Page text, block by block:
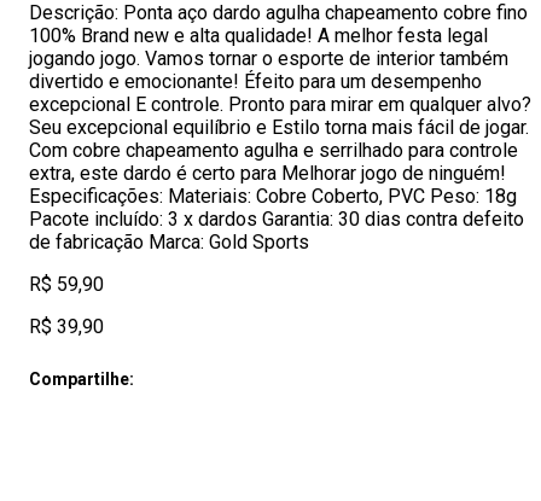
Descrição: Ponta aço dardo agulha chapeamento cobre fino
100% Brand new e alta qualidade! A melhor festa legal
jogando jogo. Vamos tornar o esporte de interior também
divertido e emocionante! Éfeito para um desempenho
excepcional E controle. Pronto para mirar em qualquer alvo?
Seu excepcional equilíbrio e Estilo torna mais fácil de jogar.
Com cobre chapeamento agulha e serrilhado para controle
extra, este dardo é certo para Melhorar jogo de ninguém!
Especificações: Materiais: Cobre Coberto, PVC Peso: 18g
Pacote incluído: 3 x dardos Garantia: 30 dias contra defeito
de fabricação Marca: Gold Sports
R$ 59,90
R$ 39,90
Compartilhe: